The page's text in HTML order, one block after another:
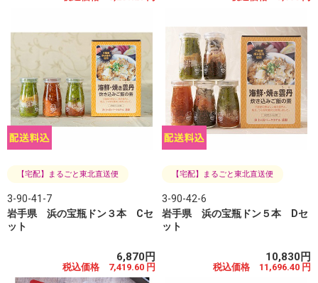
【宅配】まるごと東北直送便
3-90-41-7
岩手県 浜の宝瓶ドン３本 Cセ
ット
6,870円
税込価格 7,419.60 円
【宅配】まるごと東北直送便
3-90-42-6
岩手県 浜の宝瓶ドン５本 Dセ
ット
10,830円
税込価格 11,696.40 円